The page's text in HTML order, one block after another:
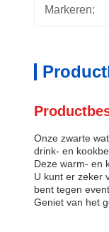
Markeren:
Onze zwarte
drink- en
Deze warm- en
U kunt er zeker
bent tegen
Geniet van het